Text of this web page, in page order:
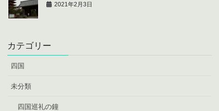
2021年2月3日
カテゴリー
四国
未分類
四国巡礼の鐘